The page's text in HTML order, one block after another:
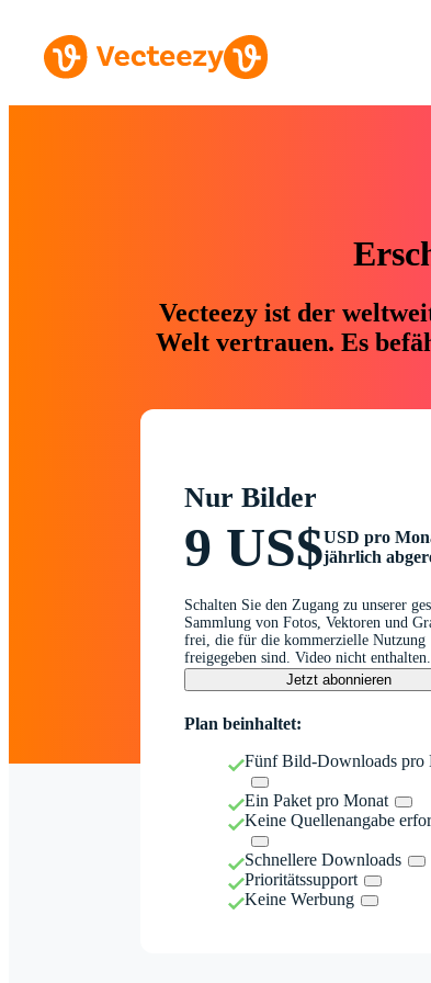
Vecteezy ist der
Welt vertrauen. Es
Nur Bilder
9 US$USD pro
jährlich
Schalten Sie den Zugang zu unserer
Sammlung von Fotos, Vektoren und
frei, die für die kommerzielle Nutzung
freigegeben sind. Video nicht enthalten.
Jetzt abonnieren
Plan beinhaltet:
Fünf Bild-Downloads pro
Ein Paket pro Monat
Keine Quellenangabe
Schnellere Downloads
Prioritätssupport
Keine Werbung